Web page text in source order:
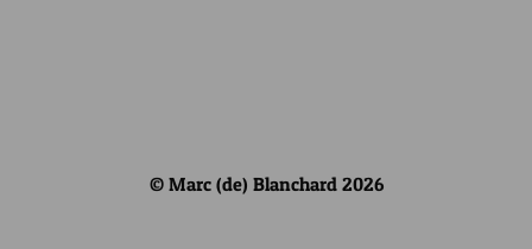
© Marc (de) Blanchard 2026